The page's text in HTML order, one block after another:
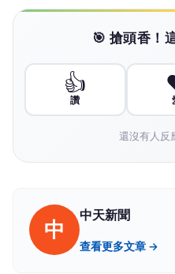
🎯 搶頭香！
👍
讚
還沒有人反
中
中天新聞
查看更多文章 →